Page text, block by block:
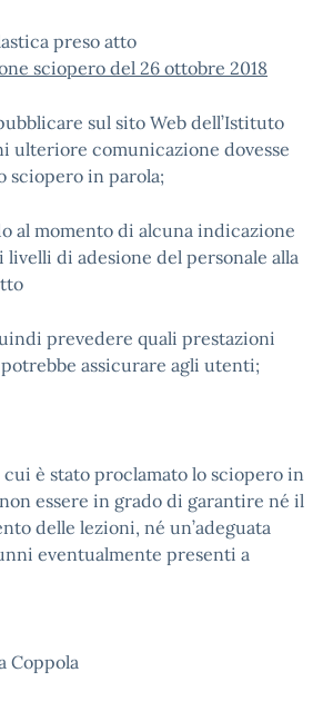
preso atto
sciopero del 26 ottobre 2018
sul sito Web dell’Istituto
ulteriore comunicazione dovesse
sciopero in parola;
al momento di alcuna indicazione
di adesione del personale alla
prevedere quali prestazioni
assicurare agli utenti;
è stato proclamato lo sciopero in
essere in grado di garantire né il
delle lezioni, né un’adeguata
eventualmente presenti a
Coppola